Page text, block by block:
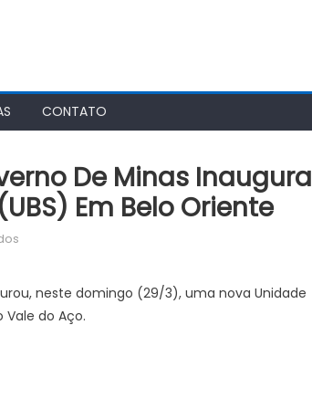
CONTATO
De Minas Inaugura
Em Belo Oriente
Gerais
|
neste domingo (29/3), uma nova Unidade
Vale do Aço.